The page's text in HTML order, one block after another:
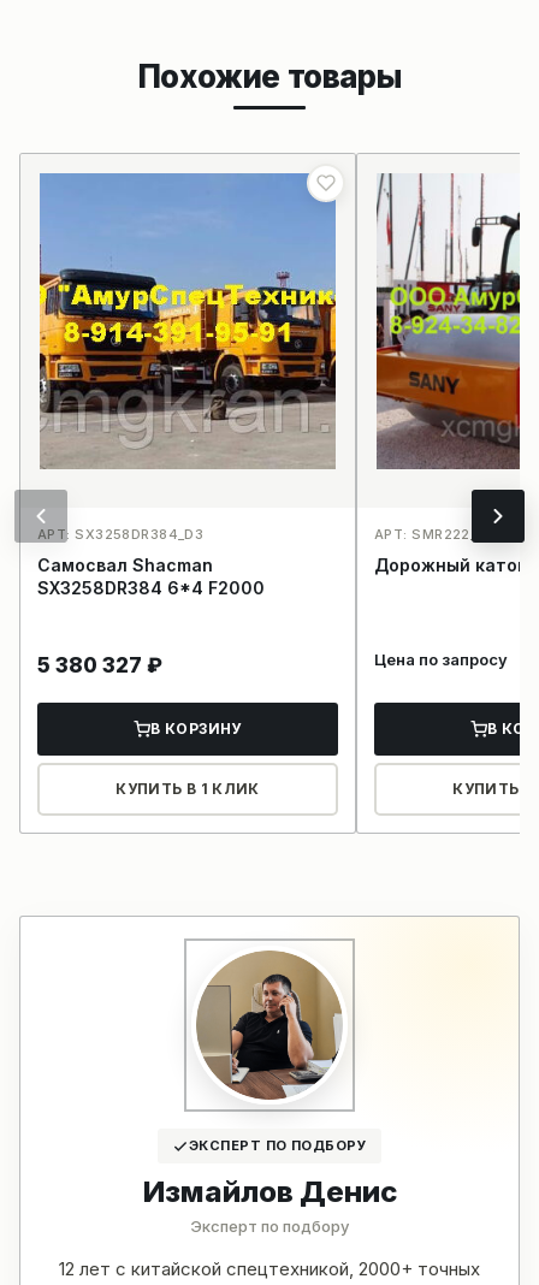
Похожие товары
АРТ: SX3258DR384_D3
Самосвал Shacman
SX3258DR384 6*4 F2000
5 380 327 ₽
В КОРЗИНУ
КУПИТЬ В 1 КЛИК
АРТ: SMR222_E27
Дорожный каток
Цена по запросу
В
КУПИТЬ В
ЭКСПЕРТ ПО ПОДБОРУ
Измайлов Денис
Эксперт по подбору
12 лет с китайской спецтехникой, 2000+ точных